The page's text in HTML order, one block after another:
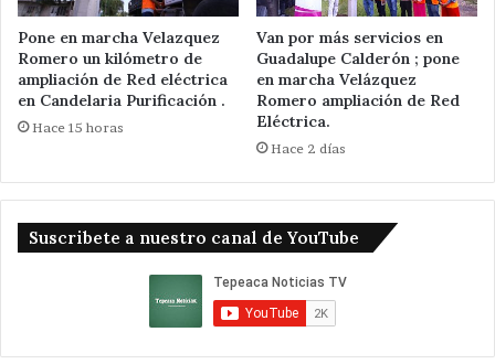
Pone en marcha Velazquez
Romero un kilómetro de
ampliación de Red eléctrica
en Candelaria Purificación .
Hace 15 horas
Van por más servicios en
Guadalupe Calderón ; pone
en marcha Velázquez
Romero ampliación de Red
Eléctrica.
Hace 2 días
Suscribete a nuestro canal de YouTube